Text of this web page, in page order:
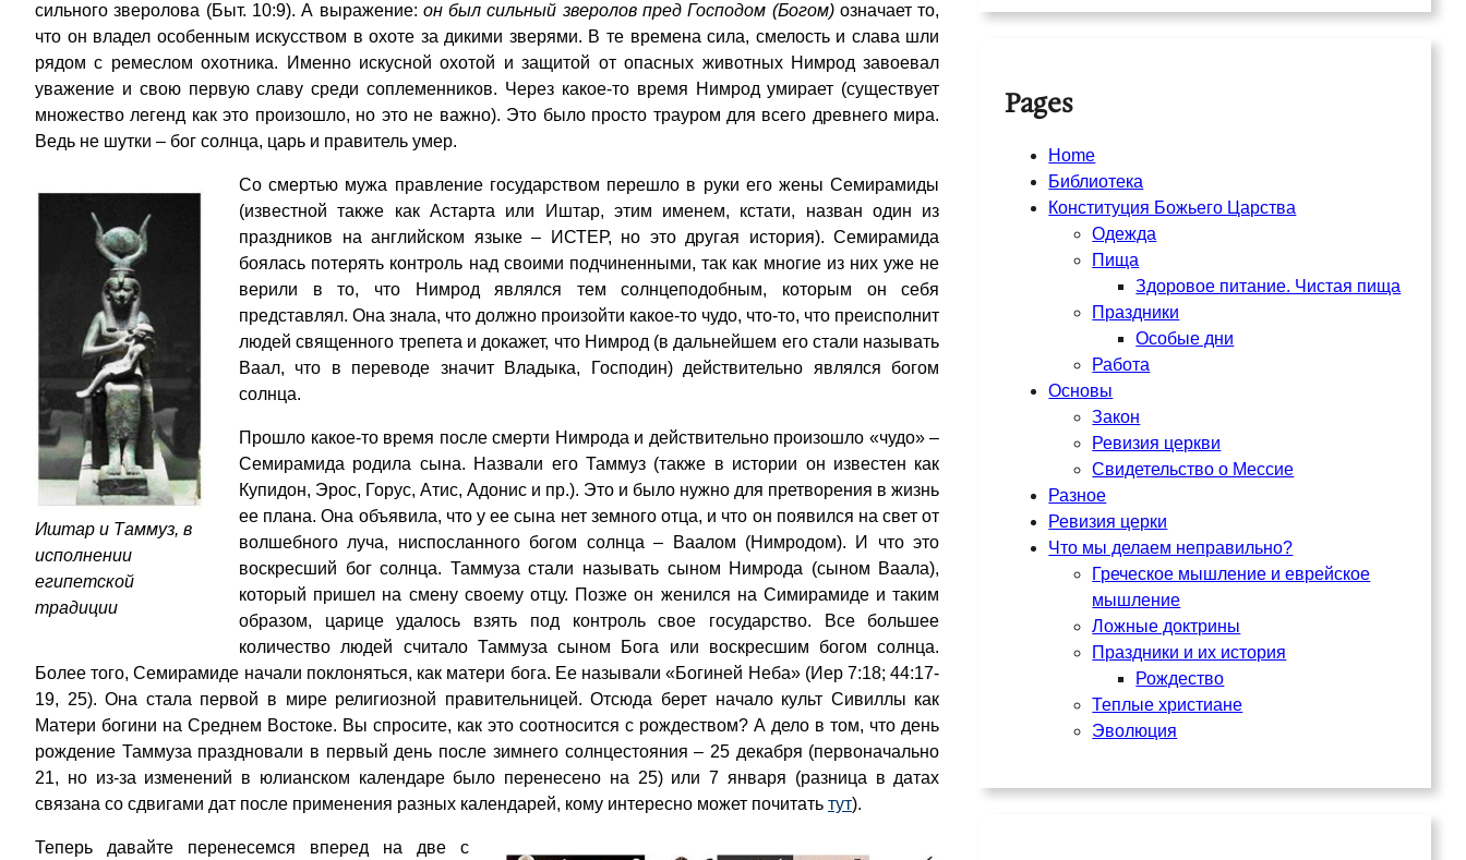
сильного зверолова (Быт. 10:9). А выражение: он был сильный зверолов пред Господом (Богом)означает то,
что он владел особенным искусством в охоте за дикими зверями. В те времена сила, смелость и слава шли
рядом с ремеслом охотника. Именно искусной охотой и защитой от опасных животных Нимрод завоевал
уважение и свою первую славу среди соплеменников. Через какое-то время Нимрод умирает (существует
множество легенд как это произошло, но это не важно). Это было просто трауром для всего древнего мира.
Ведь не шутки – бог солнца, царь и правитель умер.
Иштар и Таммуз, в
исполнении
египетской
традиции
Со смертью мужа правление государством перешло в руки его жены Семирамиды
(известной также как Астарта или Иштар, этим именем, кстати, назван один из
праздников на английском языке – ИСТЕР, но это другая история). Семирамида
боялась потерять контроль над своими подчиненными, так как многие из них уже не
верили в то, что Нимрод являлся тем солнцеподобным, которым он себя
представлял. Она знала, что должно произойти какое-то чудо, что-то, что преисполнит
людей священного трепета и докажет, что Нимрод (в дальнейшем его стали называть
Ваал, что в переводе значит Владыка, Господин) действительно являлся богом
солнца.
Прошло какое-то время после смерти Нимрода и действительно произошло «чудо» –
Семирамида родила сына. Назвали его Таммуз (также в истории он известен как
Купидон, Эрос, Горус, Атис, Адонис и пр.). Это и было нужно для претворения в жизнь
ее плана. Она объявила, что у ее сына нет земного отца, и что он появился на свет от
волшебного луча, ниспосланного богом солнца – Ваалом (Нимродом). И что это
воскресший бог солнца. Таммуза стали называть сыном Нимрода (сыном Ваала),
который пришел на смену своему отцу. Позже он женился на Симирамиде и таким
образом, царице удалось взять под контроль свое государство. Все большее
количество людей считало Таммуза сыном Бога или воскресшим богом солнца.
Более того, Семирамиде начали поклоняться, как матери бога. Ее называли «Богиней Неба» (Иер 7:18; 44:17-
19, 25). Она стала первой в мире религиозной правительницей. Отсюда берет начало культ Сивиллы как
Матери богини на Среднем Востоке. Вы спросите, как это соотносится с рождеством? А дело в том, что день
рождение Таммуза праздновали в первый день после зимнего солнцестояния – 25 декабря (первоначально
21, но из-за изменений в юлианском календаре было перенесено на 25) или 7 января (разница в датах
связана со сдвигами дат после применения разных календарей, кому интересно может почитать тут).
Теперь давайте перенесемся вперед на две с
Pages
Home
Библиотека
Конституция Божьего Царства
Одежда
Пища
Здоровое питание. Чистая пища
Праздники
Особые дни
Работа
Основы
Закон
Ревизия церкви
Свидетельство о Мессие
Разное
Ревизия церки
Что мы делаем неправильно?
Греческое мышление и еврейское
мышление
Ложные доктрины
Праздники и их история
Рождество
Теплые христиане
Эволюция